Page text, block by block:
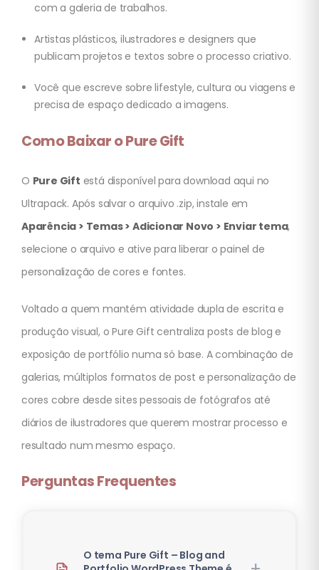
com a galeria de trabalhos.
Artistas plásticos, ilustradores e designers que
publicam projetos e textos sobre o processo criativo.
Você que escreve sobre lifestyle, cultura ou viagens e
precisa de espaço dedicado a imagens.
Como Baixar o Pure Gift
O Pure Gift está disponível para download aqui no
Ultrapack. Após salvar o arquivo .zip, instale em
Aparência > Temas > Adicionar Novo > Enviar tema,
selecione o arquivo e ative para liberar o painel de
personalização de cores e fontes.
Voltado a quem mantém atividade dupla de escrita e
produção visual, o Pure Gift centraliza posts de blog e
exposição de portfólio numa só base. A combinação de
galerias, múltiplos formatos de post e personalização de
cores cobre desde sites pessoais de fotógrafos até
diários de ilustradores que querem mostrar processo e
resultado num mesmo espaço.
Perguntas Frequentes
O tema Pure Gift – Blog and